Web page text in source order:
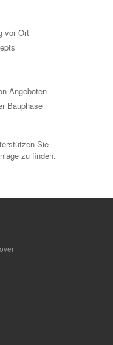
vor Ort
Angeboten
Bauphase
Sie
zu finden.